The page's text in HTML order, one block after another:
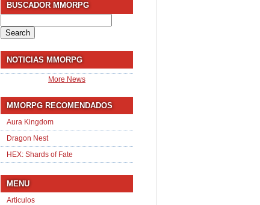
BUSCADOR MMORPG
for:
NOTICIAS MMORPG
More News
MMORPG RECOMENDADOS
Aura Kingdom
Dragon Nest
HEX: Shards of Fate
MENU
Articulos